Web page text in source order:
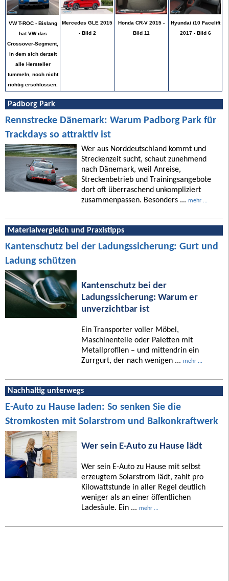
VW T-ROC - Bislang
hat VW das
Crossover-Segment,
in dem sich derzeit
alle Hersteller
tummeln, noch nicht
richtig erschlossen.
Mercedes GLE 2015
- Bild 2
Honda CR-V 2015 -
Bild 11
Hyundai i10 Facelift
2017 - Bild 6
Padborg Park
Rennstrecke Dänemark: Warum Padborg Park für
Trackdays so attraktiv ist
Wer aus Norddeutschland kommt und
Streckenzeit sucht, schaut zunehmend
nach Dänemark, weil Anreise,
Streckenbetrieb und Trainingsangebote
dort oft überraschend unkompliziert
zusammenpassen. Besonders ... mehr ...
Materialvergleich und Praxistipps
Kantenschutz bei der Ladungssicherung: Gurt und
Ladung schützen
Kantenschutz bei der
Ladungssicherung: Warum er
unverzichtbar ist
Ein Transporter voller Möbel,
Maschinenteile oder Paletten mit
Metallprofilen – und mittendrin ein
Zurrgurt, der nach wenigen ... mehr ...
Nachhaltig unterwegs
E-Auto zu Hause laden: So senken Sie die
Stromkosten mit Solarstrom und Balkonkraftwerk
Wer sein E-Auto zu Hause lädt
Wer sein E-Auto zu Hause mit selbst
erzeugtem Solarstrom lädt, zahlt pro
Kilowattstunde in aller Regel deutlich
weniger als an einer öffentlichen
Ladesäule. Ein ... mehr ...